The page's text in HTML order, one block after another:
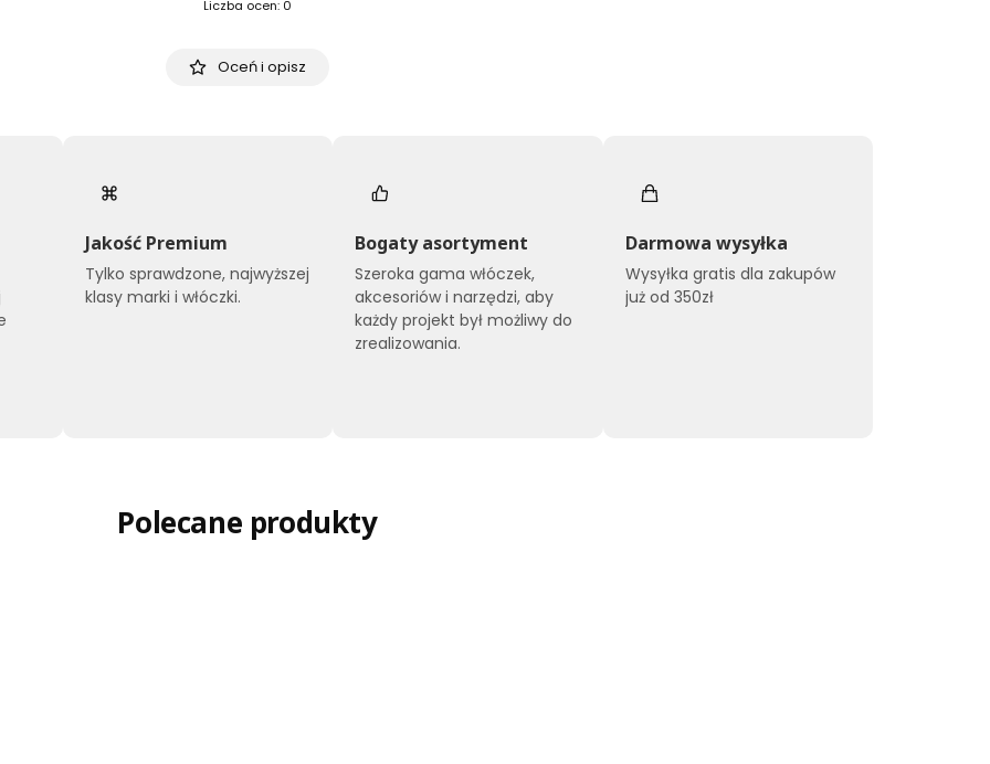
Liczba ocen: 0
Oceń i opisz
Jakość Premium
Tylko sprawdzone, najwyższej
klasy marki i włóczki.
Bogaty asortyment
Szeroka gama włóczek,
akcesoriów i narzędzi, aby
każdy projekt był możliwy do
zrealizowania.
Darmowa wysyłka
Wysyłka gratis dla zakupów
już od 350zł
Polecane produkty